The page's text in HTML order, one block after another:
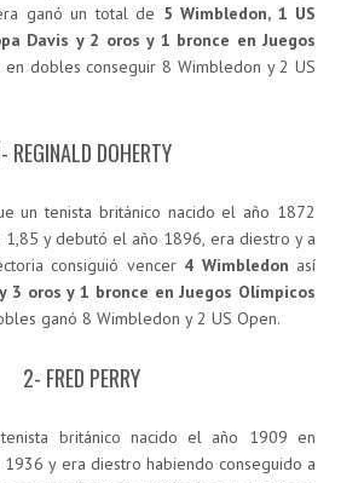
ganó un total de 5 Wimbledon, 1 US
Davis y 2 oros y 1 bronce en Juegos
en dobles conseguir 8 Wimbledon y 2 US
REGINALD DOHERTY
un tenista británico nacido el año 1872
1,85 y debutó el año 1896, era diestro y a
consiguió vencer 4 Wimbledon así
3 oros y 1 bronce en Juegos Olímpicos
ganó 8 Wimbledon y 2 US Open.
2- FRED PERRY
británico nacido el año 1909 en
y era diestro habiendo conseguido a